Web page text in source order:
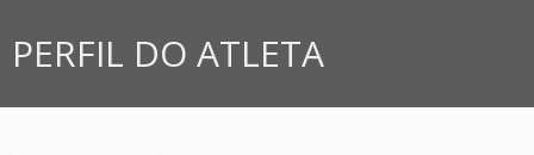
PERFIL DO ATLETA